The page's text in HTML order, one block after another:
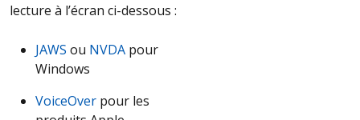
lecture à l’écran ci-dessous :
JAWS ou NVDA pour
Windows
VoiceOver pour les